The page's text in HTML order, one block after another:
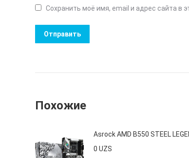
Сохранить моё имя, email и адрес сайта в
Похожие
Asrock AMD B550 STEEL
0 UZS